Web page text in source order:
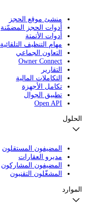
منشئ موقع الحجز
أدوات الحجز المضمّنة
أدوات الأتمتة
مهام التنظيف التلقائية
التعاون الجماعي
Owner Connect
التقارير
التكاملات المالية
تكامل الأجهزة
تطبيق الجوال
Open API
الحلول
المضيفون المستقلون
مديرو العقارات
المضيفون المشاركون
المشغّلون التقنيون
الموارد